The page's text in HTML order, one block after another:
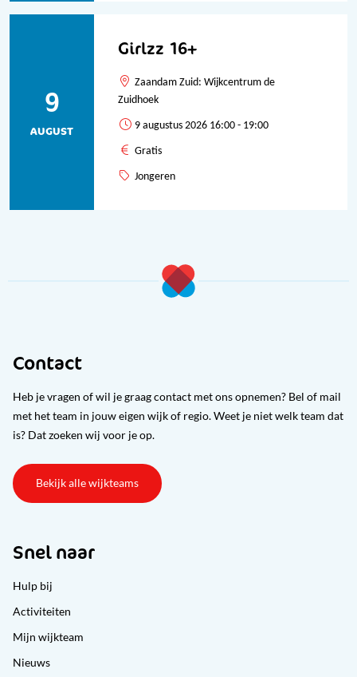
Girlzz 16+
9
AUGUST
Zaandam Zuid: Wijkcentrum de
Zuidhoek
9 augustus 2026 16:00 - 19:00
Gratis
Jongeren
Contact
Heb je vragen of wil je graag contact met ons opnemen? Bel of mail
met het team in jouw eigen wijk of regio. Weet je niet welk team dat
is? Dat zoeken wij voor je op.
Bekijk alle wijkteams
Snel naar
Hulp bij
Activiteiten
Mijn wijkteam
Nieuws